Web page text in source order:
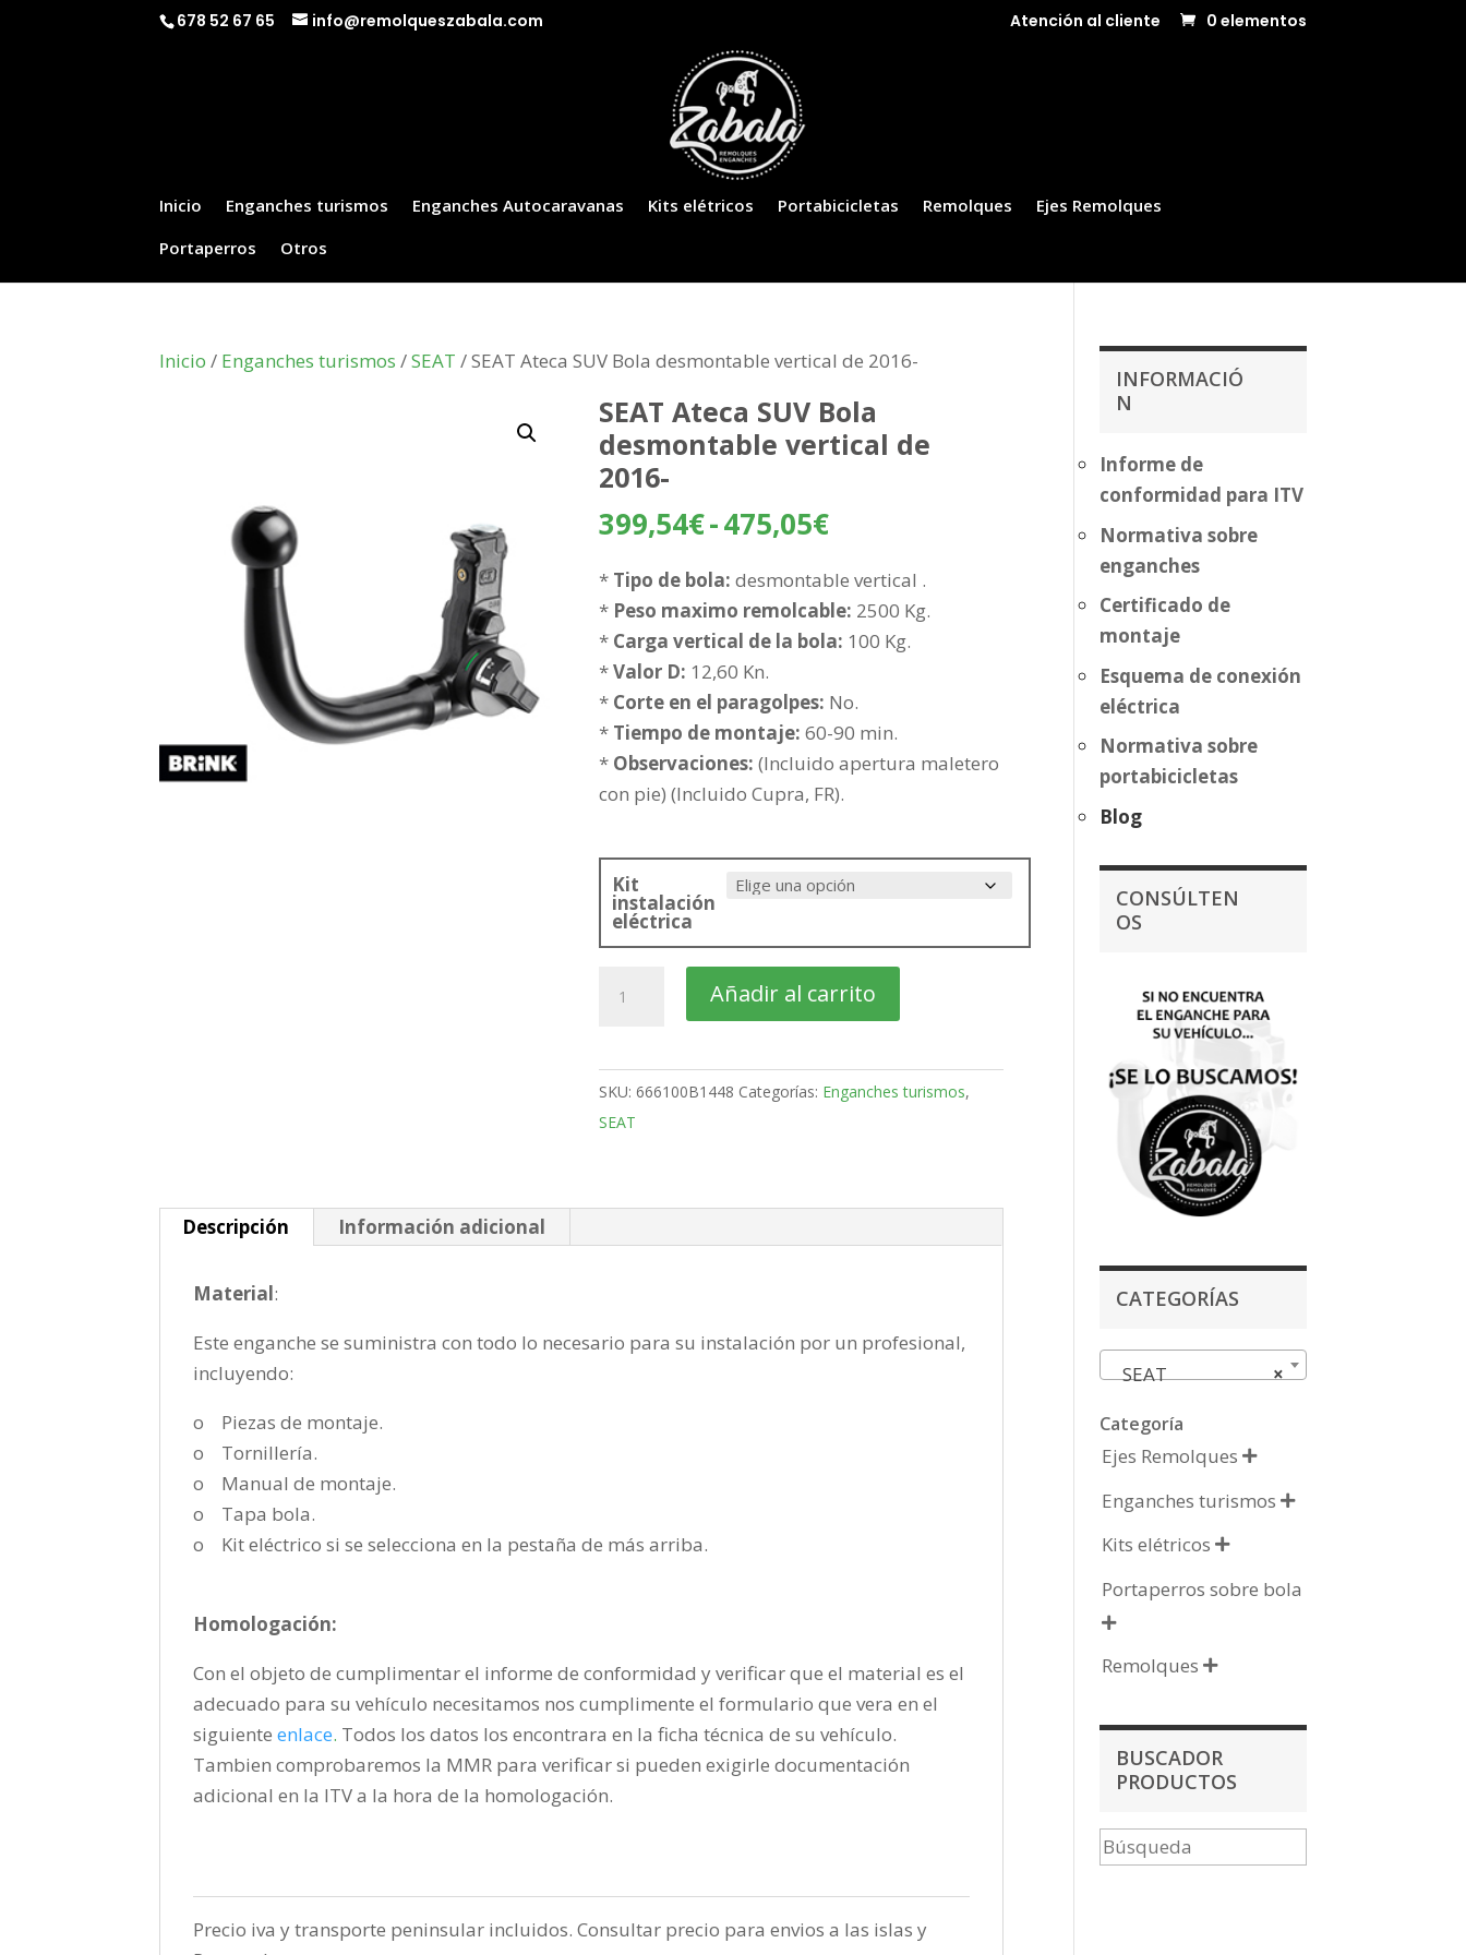
678 52 67 65 info@remolqueszabala.com Atención al cliente 0 elementos
Inicio Enganches turismos Enganches Autocaravanas Kits elétricos Portabicicletas Remolques
Ejes Remolques
Portaperros
Otros
Inicio / Enganches turismos /SEAT / SEAT Ateca SUV Bola desmontable vertical de 2016-
SEAT Ateca SUV Bola
desmontable vertical de
2016-
399,54€-475,05€Rango
precios:
desde
399,54€
475,05€
* Tipo de bola: desmontable vertical .
* Peso maximo remolcable: 2500 Kg.
* Carga vertical de la bola: 100 Kg.
*Valor D: 12,60 Kn.
* Corte en el paragolpes: No.
* Tiempo de montaje: 60-90 min.
* Observaciones: (Incluido apertura maletero
con pie) (Incluido Cupra, FR).
Kit
instalación
eléctrica
Ateca
Bola
desmontable
vertical
Añadir al carrito
SKU: 666100B1448 Categorías: Enganches turismos,
SEAT
Descripción Información adicional
Material:
Este enganche se suministra con todo lo necesario para su instalación por un profesional,
incluyendo:
o Piezas de montaje.
o Tornillería.
o Manual de montaje.
o Tapa bola.
o Kit eléctrico si se selecciona en la pestaña de más arriba.
Homologación:
Con el objeto de cumplimentar el informe de conformidad y verificar que el material es el
adecuado para su vehículo necesitamos nos cumplimente el formulario que vera en el
siguienteenlace. Todos los datos los encontrara en la ficha técnica de su vehículo.
Tambien comprobaremos la MMR para verificar si pueden exigirle documentación
adicional en la ITV a la hora de la homologación.
Precio iva y transporte peninsular incluidos. Consultar precio para envios a las islas y
INFORMACIÓ
N
Informe de
conformidad para ITV
Normativa sobre
enganches
Certificado de
montaje
Esquema de conexión
eléctrica
Normativa sobre
portabicicletas
Blog
CONSÚLTEN
OS
CATEGORÍAS
×
SEAT
Categoría
Ejes Remolques 
Enganches turismos 
Kits elétricos 
Portaperros sobre bola

Remolques 
BUSCADOR
PRODUCTOS